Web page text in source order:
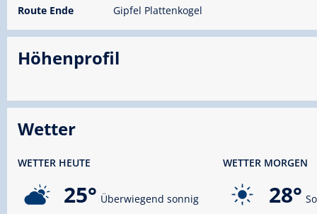
Route Ende
Gipfel Plattenkogel
Höhenprofil
Wetter
WETTER HEUTE
25° Überwiegend sonnig
WETTER MORGEN
28°